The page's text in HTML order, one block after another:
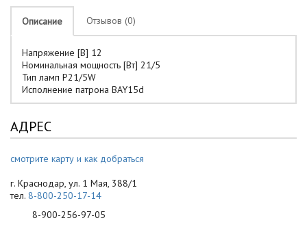
Описание Отзывов (0)
Напряжение [В] 12
Номинальная мощность [Вт] 21/5
Тип ламп P21/5W
Исполнение патрона BAY15d
АДРЕС
смотрите карту и как добраться
г. Краснодар, ул. 1 Мая, 388/1
тел. 8-800-250-17-14
8-900-256-97-05